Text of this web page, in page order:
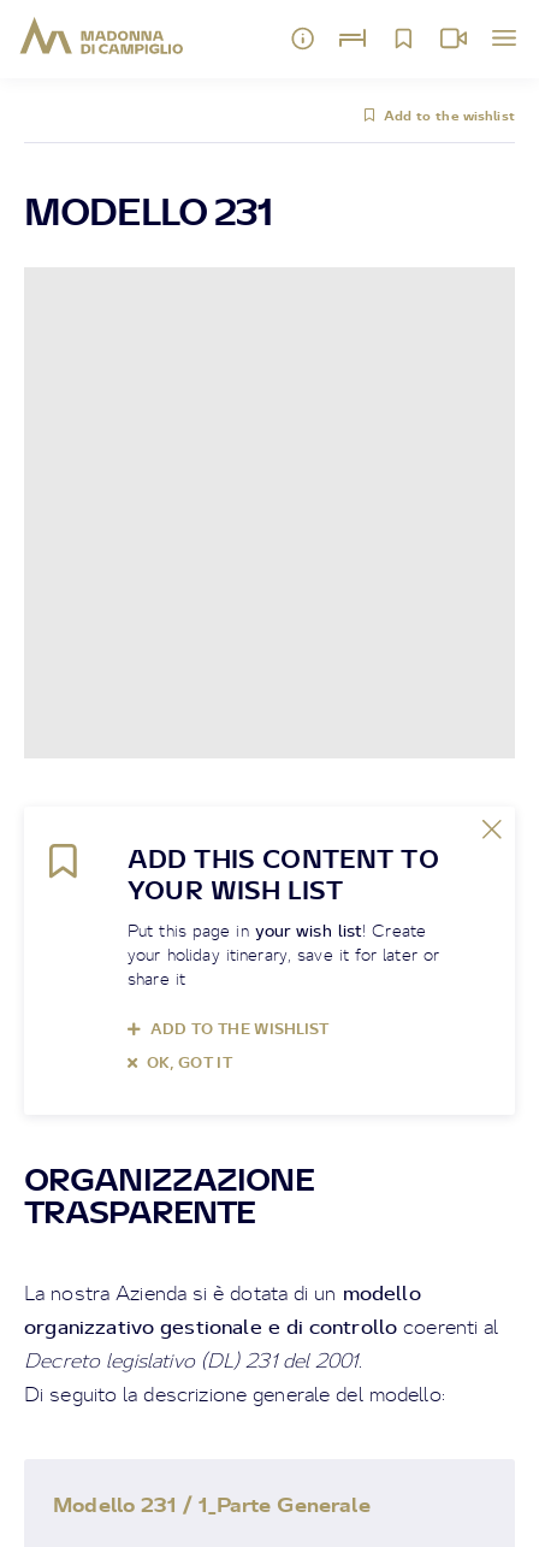
Add to the wishlist
MODELLO 231
ADD THIS CONTENT TO
YOUR WISH LIST
Put this page in your wish list! Create
your holiday itinerary, save it for later or
share it
ADD TO THE WISHLIST
OK, GOT IT
ORGANIZZAZIONE
TRASPARENTE
La nostra Azienda si è dotata di un modello
organizzativo gestionale e di controllo coerenti al
Decreto legislativo (DL) 231 del 2001.
Di seguito la descrizione generale del modello:
Modello 231 / 1_Parte Generale